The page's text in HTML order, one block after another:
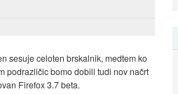
sesuje celoten brskalnik, medtem ko
podrazličic bomo dobili tudi nov načrt
Firefox 3.7 beta.